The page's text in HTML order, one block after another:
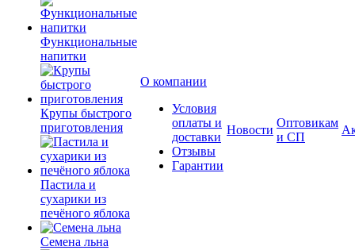
Функциональные
напитки
Крупы быстрого
приготовления
Пастила и
сухарики из
печёного яблока
Семена льна
О компании
Условия
оплаты и
доставки
Отзывы
Гарантии
Новости
Оптовикам
и СП